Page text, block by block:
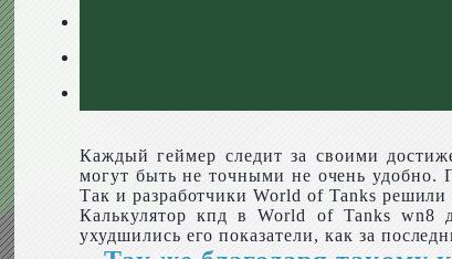
Каждый геймер следит за своими
могут быть не точными не очень удобно.
Так и разработчики World of Tanks
Калькулятор кпд в World of Tanks wn8
ухудшились его показатели, как за